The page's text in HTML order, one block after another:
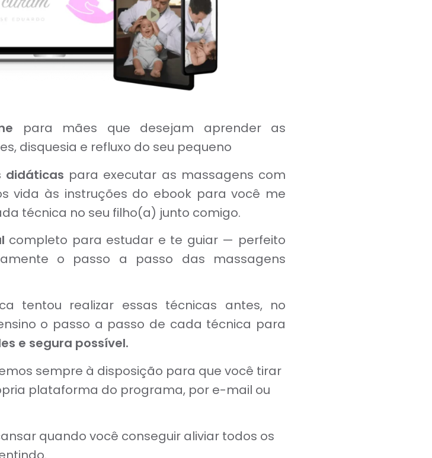
para mães que desejam aprender as
disquesia e refluxo do seu pequeno
didáticas para executar as massagens com
vida às instruções do ebook para você me
técnica no seu filho(a) junto comigo.
completo para estudar e te guiar — perfeito
o passo a passo das massagens
tentou realizar essas técnicas antes, no
o passo a passo de cada técnica para
e segura possível.
sempre à disposição para que você tirar
plataforma do programa, por e-mail ou
quando você conseguir aliviar todos os